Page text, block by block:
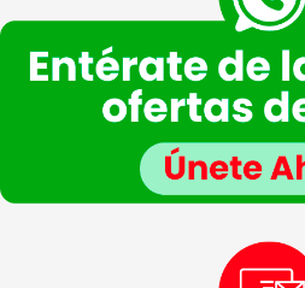
Destinatarios: Plataforma de Mail marketing-
Información adicional
información adicional sobre la recopilación y el
de VIAJESCEA, incluida información sobre acceso,
seguridad y otros temas.